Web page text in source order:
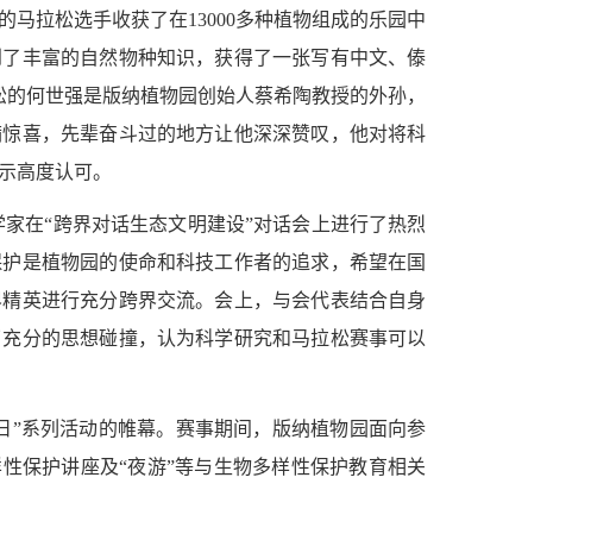
马拉松选手收获了在13000多种植物组成的乐园中
丰富的自然物种知识，获得了一张写有中文、傣
何世强是版纳植物园创始人蔡希陶教授的外孙，
喜，先辈奋斗过的地方让他深深赞叹，他对将科
高度认可。
在“跨界对话生态文明建设”对话会上进行了热烈
是植物园的使命和科技工作者的追求，希望在国
英进行充分跨界交流。会上，与会代表结合自身
分的思想碰撞，认为科学研究和马拉松赛事可以
系列活动的帷幕。赛事期间，版纳植物园面向参
保护讲座及“夜游”等与生物多样性保护教育相关